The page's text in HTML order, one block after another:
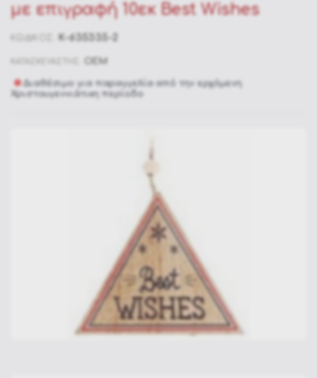
με επιγραφή 10εκ Best Wishes
K-635335-2
OEM
Διαθέσιμο για παραγγελία από την ερχόμενη
Χριστουγεννιάτικη περίοδο